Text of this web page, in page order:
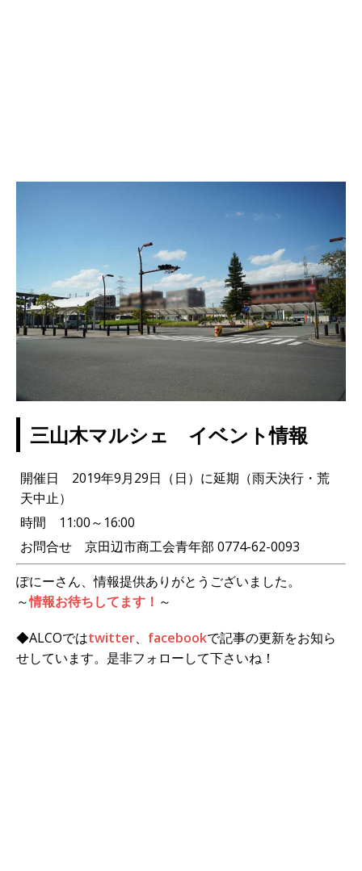
三山木マルシェ イベント情報
開催日 2019年9月29日（日）に延期（雨天決行・荒
天中止）
時間 11:00～16:00
お問合せ 京田辺市商工会青年部 0774-62-0093
ぽにーさん、情報提供ありがとうございました。
～情報お待ちしてます！ ～
◆ALCOではtwitter、 facebookで記事の更新をお知ら
せしています。是非フォローして下さいね！